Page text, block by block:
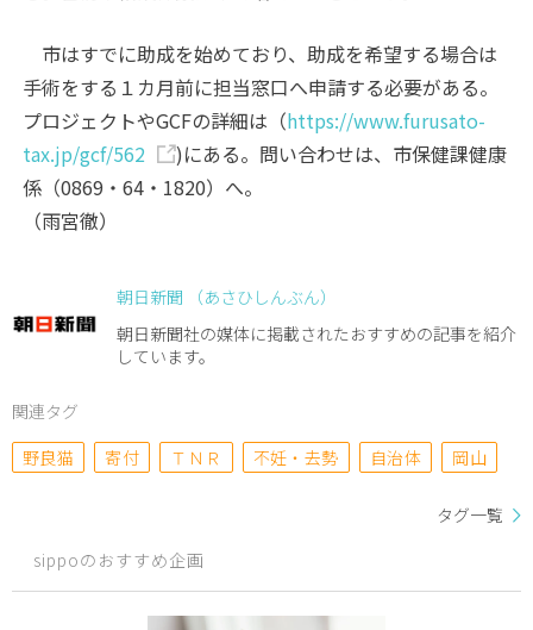
市はすでに助成を始めており、助成を希望する場合は
手術をする１カ月前に担当窓口へ申請する必要がある。
プロジェクトやGCFの詳細は（https://www.furusato-
tax.jp/gcf/562
)にある。問い合わせは、市保健課健康
係（0869・64・1820）へ。
（雨宮徹）
朝日新聞 （あさひしんぶん）
朝日新聞社の媒体に掲載されたおすすめの記事を紹介
しています。
関連タグ
野良猫
寄付 ＴＮＲ 不妊・去勢 自治体 岡山
タグ一覧
sippoのおすすめ企画